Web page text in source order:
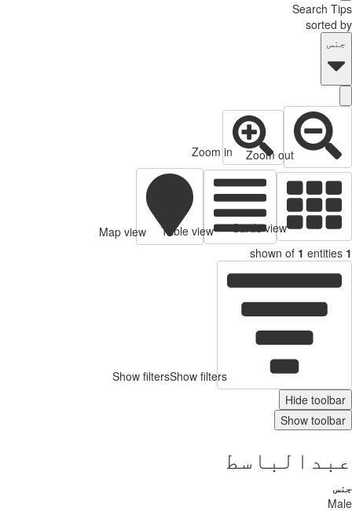
Search
sorted
Zoom out
Zoom in
Cards view
Table view
Map view
shown of 1
Show filtersShow filters
Hide
Show